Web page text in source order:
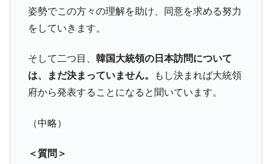
姿勢でこの方々の理解を助け、同意を求める努力
をしていきます。
そして二つ目、 韓国大統領の日本訪問について
は、まだ決まっていません。
もし決まれば大統領
府から発表することになると聞いています。
（中略）
＜質問＞